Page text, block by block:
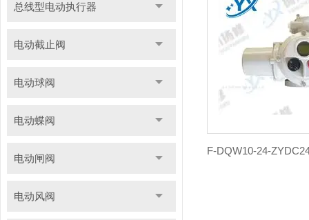
总线型电动执行器
电动截止阀
电动球阀
电动蝶阀
电动闸阀
电动风阀